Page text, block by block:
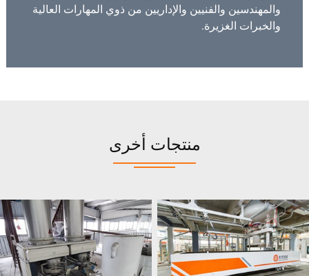
والمهندسين والفنيين والإداريين من ذوي المهارات العالية
والخبرات الغزيرة.
منتجات أخرى